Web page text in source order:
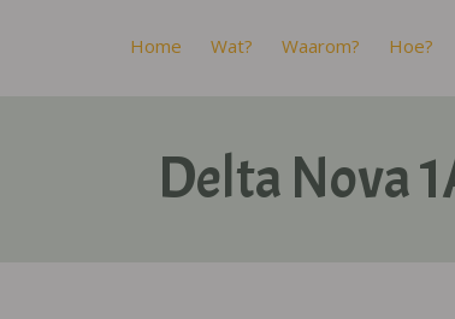
Home Wat? Waarom? Hoe?
Delta Nova